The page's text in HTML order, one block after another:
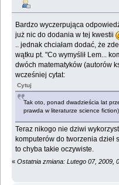
Bardzo wyczerpująca
już nic do dodania w tej kwestii
.. jednak chciałam dodać, że
wątku pt. "Co wymyślił Lem...
dwóch matematyków (autorów
wcześniej cytat:
Cytuj
Tak oto, ponad dwadzieścia lat
prawda w literaturze science
Teraz nikogo nie dziwi
komputerów do tworzenia dzieł
to chyba takie oczywiste.
« Ostatnia zmiana: Lutego 07, 2009,